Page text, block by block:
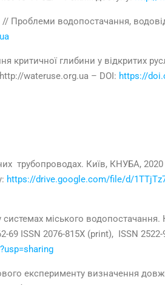
// Проблеми водопостачання,
критичної глибини у відкритих
wateruse.org.ua – DOI: https://
трубопроводах. Київ, КНУБА,
https://drive.google.com/file/d/
міського
69 ISSN 2076-815X (print), ISSN
експерименту визначення